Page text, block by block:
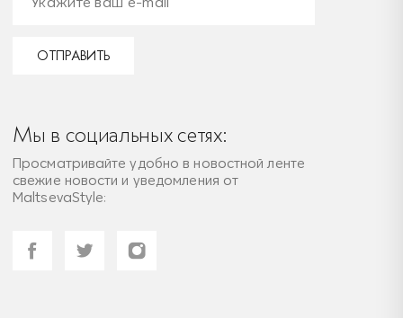
ОТПРАВИТЬ
Мы в социальных сетях:
Просматривайте удобно в новостной ленте
свежие новости и уведомления от
MaltsevaStyle: